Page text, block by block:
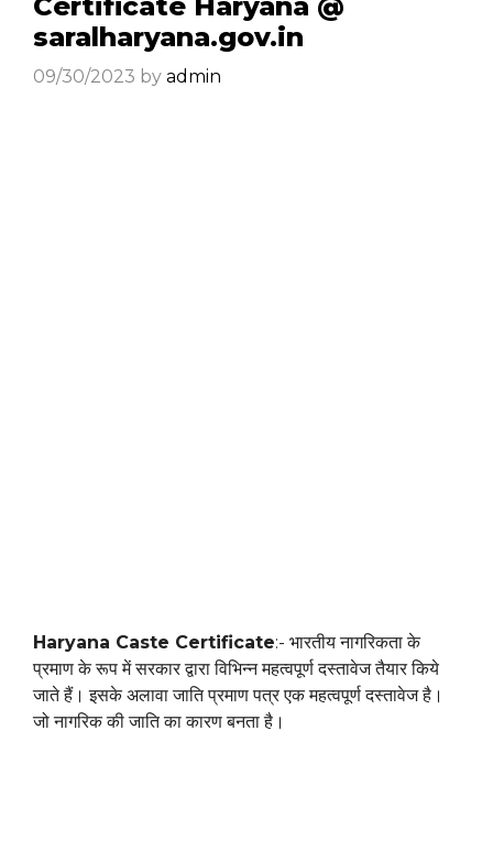
saralharyana.gov.in
09/30/2023 by admin
Haryana Caste Certificate:- भारतीय नागरिकता के
प्रमाण के रूप में सरकार द्वारा विभिन्न महत्वपूर्ण दस्तावेज तैयार किये
जाते हैं। इसके अलावा जाति प्रमाण पत्र एक महत्वपूर्ण दस्तावेज है।
जो नागरिक की जाति का कारण बनता है।